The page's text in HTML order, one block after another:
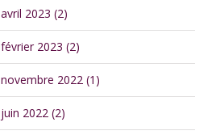
avril 2023 (2)
février 2023 (2)
novembre 2022 (1)
juin 2022 (2)